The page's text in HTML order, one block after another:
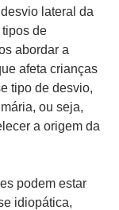
lateral da
de
abordar a
afeta crianças
tipo de desvio,
ou seja,
a origem da
podem estar
idiopática,